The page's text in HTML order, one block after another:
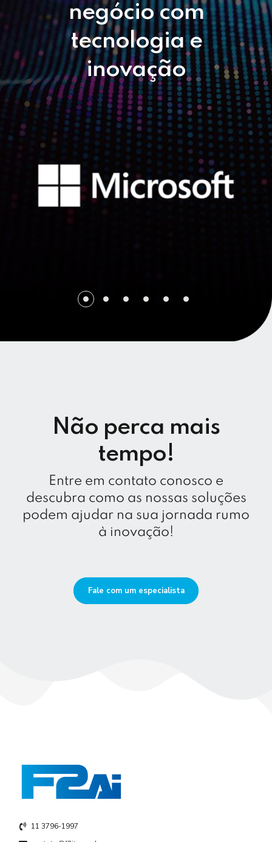
negócio com
tecnologia e
inovação
Não perca mais
tempo!
Entre em contato conosco e
descubra como as nossas soluções
podem ajudar na sua jornada rumo
à inovação!
Fale com um especialista
11 3796-1997